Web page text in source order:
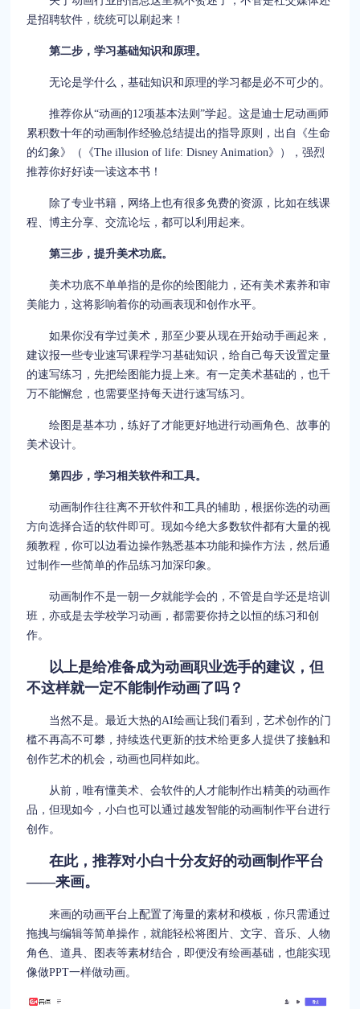
是招聘软件，统统可以刷起来！
第二步，学习基础知识和原理。
无论是学什么，基础知识和原理的学习都是必不可少的。
推荐你从“动画的12项基本法则”学起。这是迪士尼动画师
累积数十年的动画制作经验总结提出的指导原则，出自《生命
的幻象》（《The illusion of life: Disney Animation》），强烈
推荐你好好读一读这本书！
除了专业书籍，网络上也有很多免费的资源，比如在线课
程、博主分享、交流论坛，都可以利用起来。
第三步，提升美术功底。
美术功底不单单指的是你的绘图能力，还有美术素养和审
美能力，这将影响着你的动画表现和创作水平。
如果你没有学过美术，那至少要从现在开始动手画起来，
建议报一些专业速写课程学习基础知识，给自己每天设置定量
的速写练习，先把绘图能力提上来。有一定美术基础的，也千
万不能懈怠，也需要坚持每天进行速写练习。
绘图是基本功，练好了才能更好地进行动画角色、故事的
美术设计。
第四步，学习相关软件和工具。
动画制作往往离不开软件和工具的辅助，根据你选的动画
方向选择合适的软件即可。现如今绝大多数软件都有大量的视
频教程，你可以边看边操作熟悉基本功能和操作方法，然后通
过制作一些简单的作品练习加深印象。
动画制作不是一朝一夕就能学会的，不管是自学还是培训
班，亦或是去学校学习动画，都需要你持之以恒的练习和创
作。
以上是给准备成为动画职业选手的建议，但
不这样就一定不能制作动画了吗？
当然不是。最近大热的AI绘画让我们看到，艺术创作的门
槛不再高不可攀，持续迭代更新的技术给更多人提供了接触和
创作艺术的机会，动画也同样如此。
从前，唯有懂美术、会软件的人才能制作出精美的动画作
品，但现如今，小白也可以通过越发智能的动画制作平台进行
创作。
在此，推荐对小白十分友好的动画制作平台
——来画。
来画的动画平台上配置了海量的素材和模板，你只需通过
拖拽与编辑等简单操作，就能轻松将图片、文字、音乐、人物
角色、道具、图表等素材结合，即便没有绘画基础，也能实现
像做PPT一样做动画。